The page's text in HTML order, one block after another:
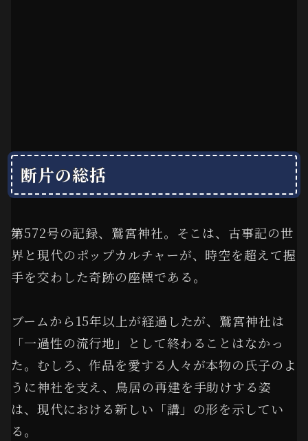
断片の総括
第572号の記録、鷲宮神社。そこは、古事記の世
界と現代のポップカルチャーが、時空を超えて握
手を交わした奇跡の座標である。
ブームから15年以上が経過したが、鷲宮神社は
「一過性の流行地」として終わることはなかっ
た。むしろ、作品を愛する人々が本物の氏子のよ
うに神社を支え、鳥居の再建を手助けする姿
は、現代における新しい「講」の形を示してい
る。